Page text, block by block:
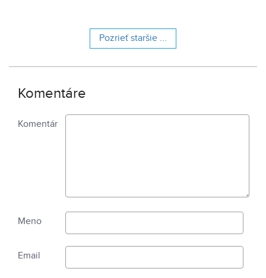
Pozrieť staršie ...
Komentáre
Komentár
Meno
Email